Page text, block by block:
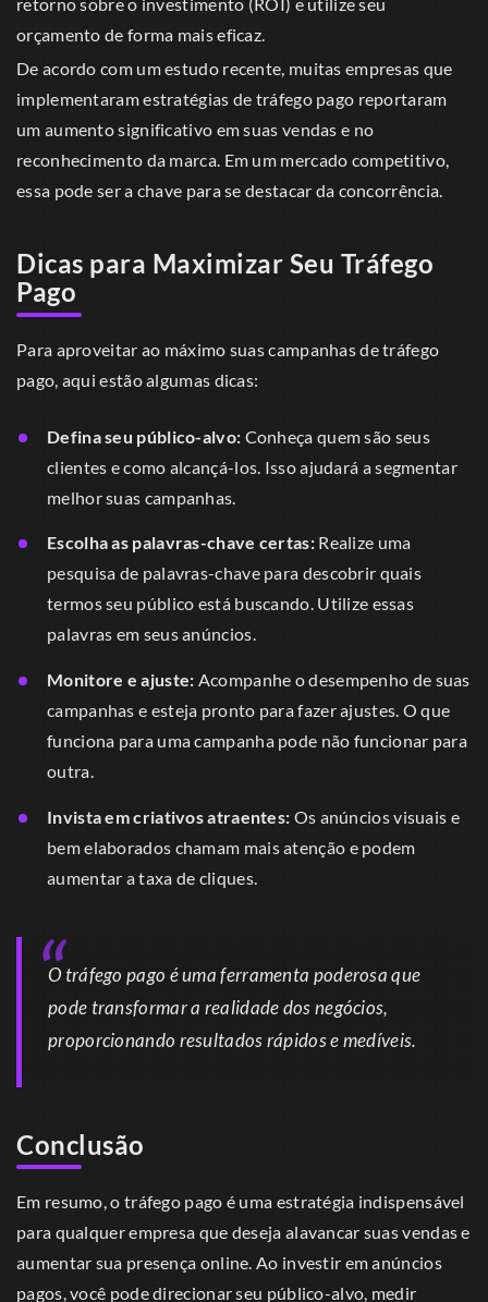
orçamento de forma mais eficaz.
De acordo com um estudo recente, muitas empresas que
implementaram estratégias de tráfego pago reportaram
um aumento significativo em suas vendas e no
reconhecimento da marca. Em um mercado competitivo,
essa pode ser a chave para se destacar da concorrência.
Dicas para Maximizar Seu Tráfego
Pago
Para aproveitar ao máximo suas campanhas de tráfego
pago, aqui estão algumas dicas:
Defina seu público-alvo: Conheça quem são seus
clientes e como alcançá-los. Isso ajudará a segmentar
melhor suas campanhas.
Escolha as palavras-chave certas:Realize uma
pesquisa de palavras-chave para descobrir quais
termos seu público está buscando. Utilize essas
palavras em seus anúncios.
Monitore e ajuste: Acompanhe o desempenho de suas
campanhas e esteja pronto para fazer ajustes. O que
funciona para uma campanha pode não funcionar para
outra.
Invista em criativos atraentes: Os anúncios visuais e
bem elaborados chamam mais atenção e podem
aumentar a taxa de cliques.
O tráfego pago é uma ferramenta poderosa que
pode transformar a realidade dos negócios,
proporcionando resultados rápidos e medíveis.
Conclusão
Em resumo, o tráfego pago é uma estratégia indispensável
para qualquer empresa que deseja alavancar suas vendas e
aumentar sua presença online. Ao investir em anúncios
pagos, você pode direcionar seu público-alvo, medir